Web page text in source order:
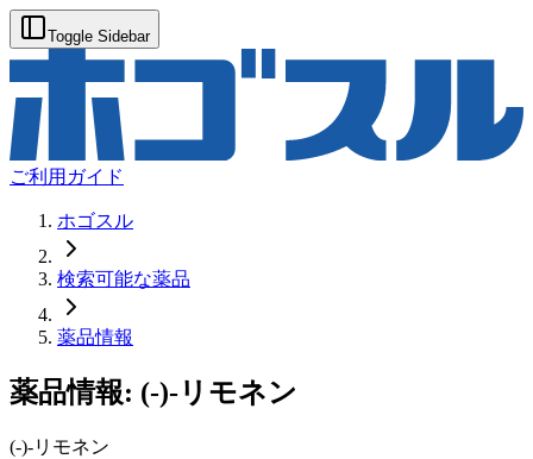
Toggle Sidebar
ご利用ガイド
ホゴスル
検索可能な薬品
薬品情報
薬品情報: (-)-リモネン
(-)-リモネン